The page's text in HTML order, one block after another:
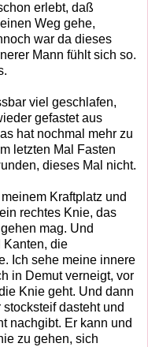
erlebt, daß
Weg gehe,
war da dieses
Mann fühlt sich so.
viel geschlafen,
gefastet aus
hat nochmal mehr zu
letzten Mal Fasten
dieses Mal nicht.
Kraftplatz und
rechtes Knie, das
mag. Und
Kanten, die
Ich sehe meine innere
in Demut verneigt, vor
Knie geht. Und dann
dasteht und
nachgibt. Er kann und
zu gehen, sich